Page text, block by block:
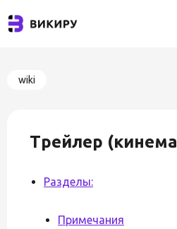
wiki
Трейлер
Разделы:
Примечания